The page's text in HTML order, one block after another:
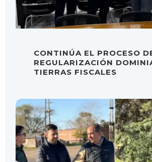
CONTINÚA EL PROCESO
REGULARIZACIÓN
TIERRAS FISCALES